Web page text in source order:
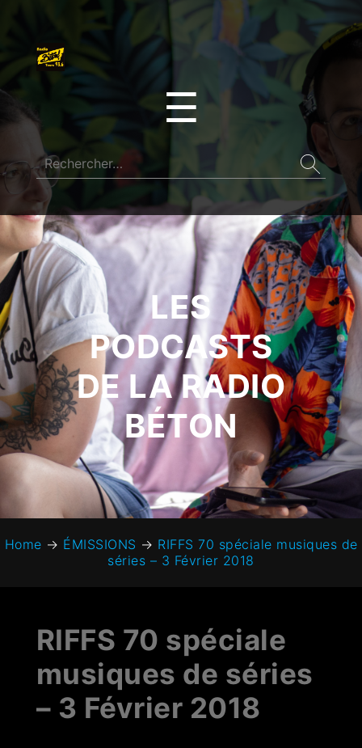
☰
LES
PODCASTS
DE LA RADIO
BÉTON
Home → ÉMISSIONS → RIFFS 70 spéciale musiques de
séries – 3 Février 2018
RIFFS 70 spéciale
musiques de séries
– 3 Février 2018